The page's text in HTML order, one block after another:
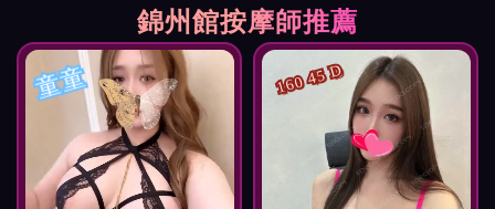
錦州館按摩師推薦
童童 160 45 D